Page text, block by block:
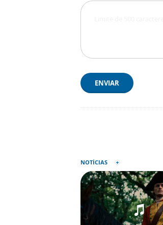
ENVIAR
NOTÍCIAS